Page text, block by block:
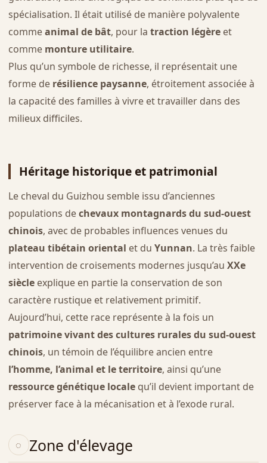
spécialisation. Il était utilisé de manière polyvalente
commeanimal de bât, pour la traction légèreet
comme monture utilitaire.
Plus qu’un symbole de richesse, il représentait une
forme de résilience paysanne, étroitement associée à
la capacité des familles à vivre et travailler dans des
milieux difficiles.
Héritage historique et patrimonial
Le cheval du Guizhou semble issu d’anciennes
populations dechevaux montagnards du sud-ouest
chinois, avec de probables influences venues du
plateau tibétain oriental et du Yunnan. La très faible
intervention de croisements modernes jusqu’au XXe
siècleexplique en partie la conservation de son
caractère rustique et relativement primitif.
Aujourd’hui, cette race représente à la fois un
patrimoine vivant des cultures rurales du sud-ouest
chinois, un témoin de l’équilibre ancien entre
l’homme, l’animal et le territoire, ainsi qu’une
ressource génétique localequ’il devient important de
préserver face à la mécanisation et à l’exode rural.
Zone d'élevage